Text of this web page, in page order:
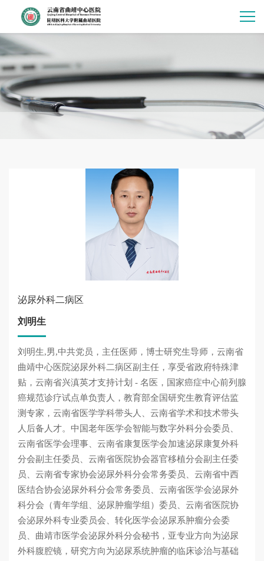
泌尿外科二病区
刘明生
刘明生,男,中共党员，主任医师，博士研究生导师，云南省
曲靖中心医院泌尿外科二病区副主任，享受省政府特殊津
贴，云南省兴滇英才支持计划 - 名医，国家癌症中心前列腺
癌规范诊疗试点单负责人，教育部全国研究生教育评估监
测专家，云南省医学学科带头人、云南省学术和技术带头
人后备人才。中国老年医学会智能与数字外科分会委员、
云南省医学会理事、云南省康复医学会加速泌尿康复外科
分会副主任委员、云南省医院协会器官移植分会副主任委
员、云南省专家协会泌尿外科分会常务委员、云南省中西
医结合协会泌尿外科分会常务委员、云南省医学会泌尿外
科分会（青年学组、泌尿肿瘤学组）委员、云南省医院协
会泌尿外科专业委员会、转化医学会泌尿系肿瘤分会委
员、曲靖市医学会泌尿外科分会秘书，亚专业方向为泌尿
外科腹腔镜，研究方向为泌尿系统肿瘤的临床诊治与基础